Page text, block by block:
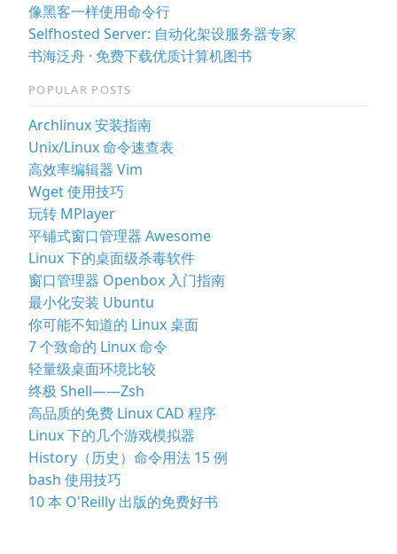
像黑客一样使用命令行
Selfhosted Server: 自动化架设服务器专家
书海泛舟 · 免费下载优质计算机图书
POPULAR POSTS
Archlinux 安装指南
Unix/Linux 命令速查表
高效率编辑器 Vim
Wget 使用技巧
玩转 MPlayer
平铺式窗口管理器 Awesome
Linux 下的桌面级杀毒软件
窗口管理器 Openbox 入门指南
最小化安装 Ubuntu
你可能不知道的 Linux 桌面
7 个致命的 Linux 命令
轻量级桌面环境比较
终极 Shell——Zsh
高品质的免费 Linux CAD 程序
Linux 下的几个游戏模拟器
History（历史）命令用法 15 例
bash 使用技巧
10 本 O'Reilly 出版的免费好书